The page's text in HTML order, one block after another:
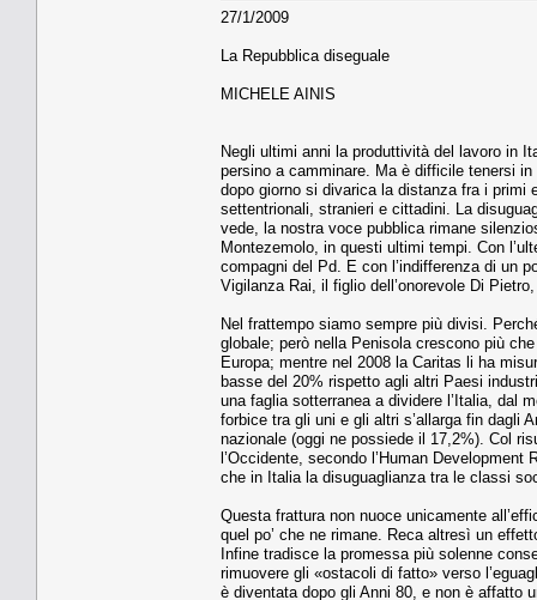
27/1/2009
La Repubblica diseguale
MICHELE AINIS
Negli ultimi anni la produttività del lavoro in
persino a camminare. Ma è difficile tenersi
dopo giorno si divarica la distanza fra i
settentrionali, stranieri e cittadini. La
vede, la nostra voce pubblica rimane
Montezemolo, in questi ultimi tempi. Con
compagni del Pd. E con l’indifferenza di un
Vigilanza Rai, il figlio dell’onorevole Di
Nel frattempo siamo sempre più divisi.
globale; però nella Penisola crescono più
Europa; mentre nel 2008 la Caritas li ha
basse del 20% rispetto agli altri Paesi
una faglia sotterranea a dividere l’Italia, dal
forbice tra gli uni e gli altri s’allarga fin dagli
nazionale (oggi ne possiede il 17,2%). Col
l’Occidente, secondo l’Human
che in Italia la disuguaglianza tra le classi
Questa frattura non nuoce unicamente
quel po’ che ne rimane. Reca altresì un
Infine tradisce la promessa più solenne
rimuovere gli «ostacoli di fatto» verso
è diventata dopo gli Anni 80, e non è affatto